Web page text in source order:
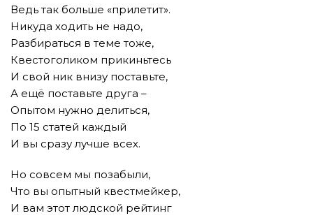
Ведь так больше «прилетит».
Никуда ходить не надо,
Разбираться в теме тоже,
Квестоголиком прикиньтесь
И свой ник внизу поставьте,
А ещё поставьте друга –
Опытом нужно делиться,
По 15 статей каждый
И вы сразу лучше всех.
Но совсем мы позабыли,
Что вы опытный квестмейкер,
И вам этот людской рейтинг